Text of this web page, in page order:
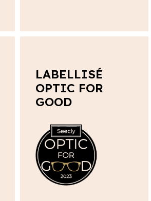
LABELLISÉ
OPTIC FOR
GOOD